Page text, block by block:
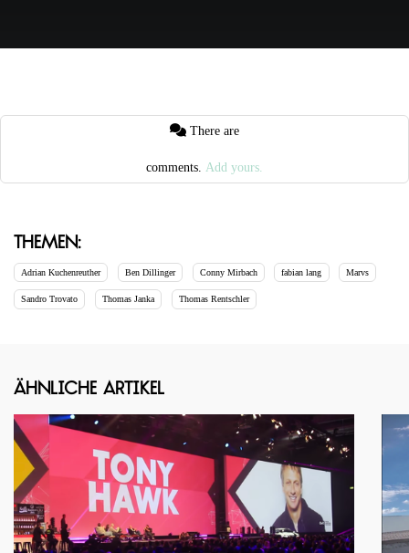
comments. Add yours.
Themen:
Adrian Kuchenreuther Ben Dillinger Conny Mirbach fabian lang Marvs
Sandro Trovato Thomas Janka Thomas Rentschler
Ähnliche Artikel